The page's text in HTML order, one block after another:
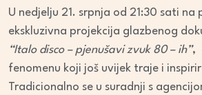
U nedjelju 21. srpnja od 21:30 sati na
ekskluzivna projekcija glazbenog
“Italo disco – pjenušavi zvuk 80 – ih”,
fenomenu koji još uvijek traje i
Tradicionalno se u suradnji s